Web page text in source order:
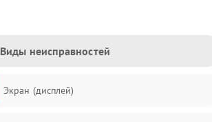
Виды неисправностей
Экран (дисплей)